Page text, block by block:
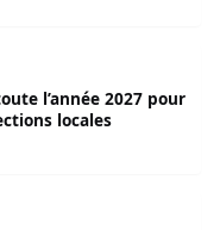
l’année 2027 pour
locales